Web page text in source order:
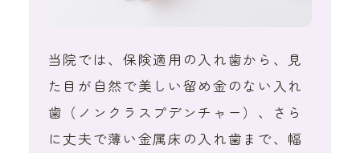
当院では、保険適用の入れ歯から、見
た目が自然で美しい留め金のない入れ
歯（ノンクラスプデンチャー）、さら
に丈夫で薄い金属床の入れ歯まで、幅